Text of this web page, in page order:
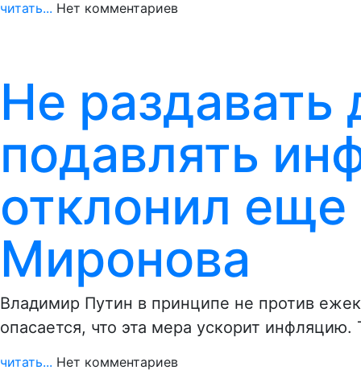
читать... Нет комментариев
Не раздавать
подавлять
отклонил еще
Миронова
Владимир Путин в принципе не против
опасается, что эта мера ускорит
читать... Нет комментариев